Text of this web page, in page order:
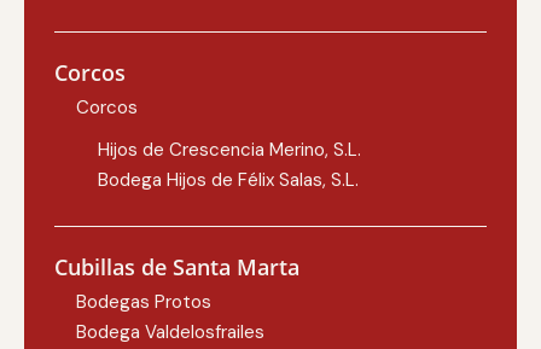
Corcos
Corcos
Hijos de Crescencia Merino, S.L.
Bodega Hijos de Félix Salas, S.L.
Cubillas de Santa Marta
Bodegas Protos
Bodega Valdelosfrailes